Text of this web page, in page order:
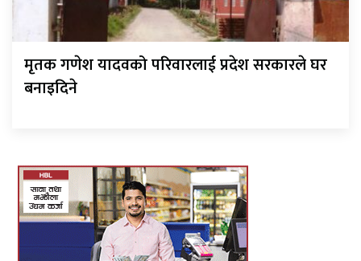
मृतक गणेश यादवको परिवारलाई प्रदेश सरकारले घर
बनाइदिने